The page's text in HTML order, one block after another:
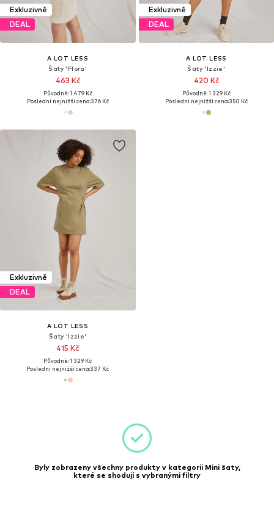
Exkluzivně
DEAL
A LOT LESS
Šaty 'Flora'
463 Kč
Původně: 1 479 Kč
Poslední nejnižší cena:376 Kč
Exkluzivně
DEAL
A LOT LESS
Šaty 'Izzie'
420 Kč
Původně: 1 329 Kč
Poslední nejnižší cena:350 Kč
Exkluzivně
DEAL
A LOT LESS
Šaty 'Izzie'
415 Kč
Původně: 1 329 Kč
Poslední nejnižší cena:337 Kč
Byly zobrazeny všechny produkty v kategorii Mini šaty,
které se shodují s vybranými filtry